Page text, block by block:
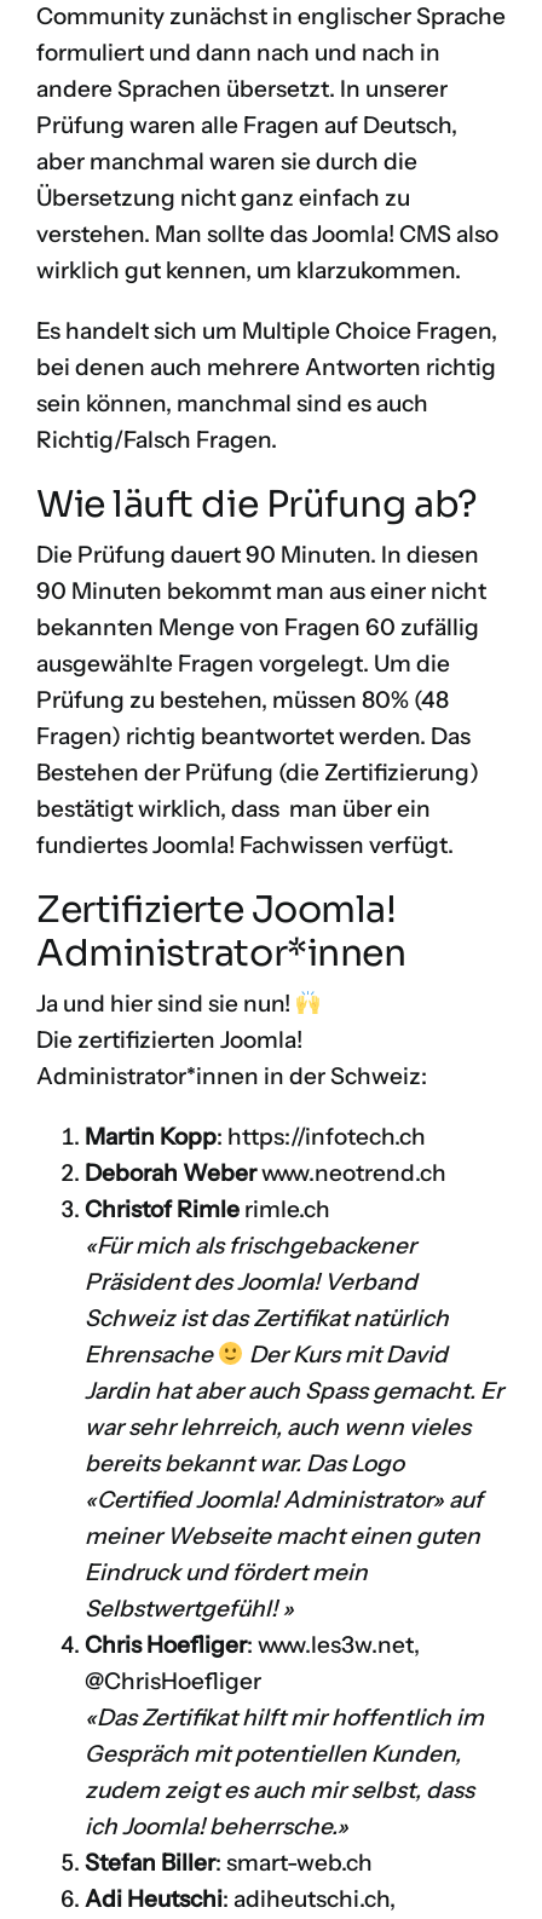
Community zunächst in englischer Sprache
formuliert und dann nach und nach in
andere Sprachen übersetzt. In unserer
Prüfung waren alle Fragen auf Deutsch,
aber manchmal waren sie durch die
Übersetzung nicht ganz einfach zu
verstehen. Man sollte das Joomla! CMS also
wirklich gut kennen, um klarzukommen.
Es handelt sich um Multiple Choice Fragen,
bei denen auch mehrere Antworten richtig
sein können, manchmal sind es auch
Richtig/Falsch Fragen.
Wie läuft die Prüfung ab?
Die Prüfung dauert 90 Minuten. In diesen
90 Minuten bekommt man aus einer nicht
bekannten Menge von Fragen 60 zufällig
ausgewählte Fragen vorgelegt. Um die
Prüfung zu bestehen, müssen 80% (48
Fragen) richtig beantwortet werden. Das
Bestehen der Prüfung (die Zertifizierung)
bestätigt wirklich, dass man über ein
fundiertes Joomla! Fachwissen verfügt.
Zertifizierte Joomla!
Administrator*innen
Ja und hier sind sie nun!
Die zertifizierten Joomla!
Administrator*innen in der Schweiz:
Martin Kopp: https://infotech.ch
Deborah Weberwww.neotrend.ch
Christof Rimle rimle.ch
«Für mich als frischgebackener
Präsident des Joomla! Verband
Schweiz ist das Zertifikat natürlich
Ehrensache
Der Kurs mit David
Jardin hat aber auch Spass gemacht. Er
war sehr lehrreich, auch wenn vieles
bereits bekannt war. Das Logo
«Certified Joomla! Administrator» auf
meiner Webseite macht einen guten
Eindruck und fördert mein
Selbstwertgefühl! »
Chris Hoefliger: www.les3w.net,
@ChrisHoefliger
«Das Zertifikat hilft mir hoffentlich im
Gespräch mit potentiellen Kunden,
zudem zeigt es auch mir selbst, dass
ich Joomla! beherrsche.»
Stefan Biller: smart-web.ch
Adi Heutschi: adiheutschi.ch,